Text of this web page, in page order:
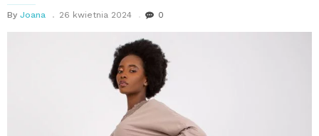
By Joana 26 kwietnia 2024 0